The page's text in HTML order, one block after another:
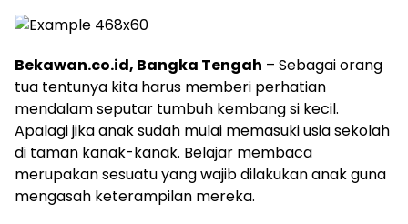
Bekawan.co.id, Bangka Tengah – Sebagai orang
tua tentunya kita harus memberi perhatian
mendalam seputar tumbuh kembang si kecil.
Apalagi jika anak sudah mulai memasuki usia sekolah
di taman kanak-kanak. Belajar membaca
merupakan sesuatu yang wajib dilakukan anak guna
mengasah keterampilan mereka.